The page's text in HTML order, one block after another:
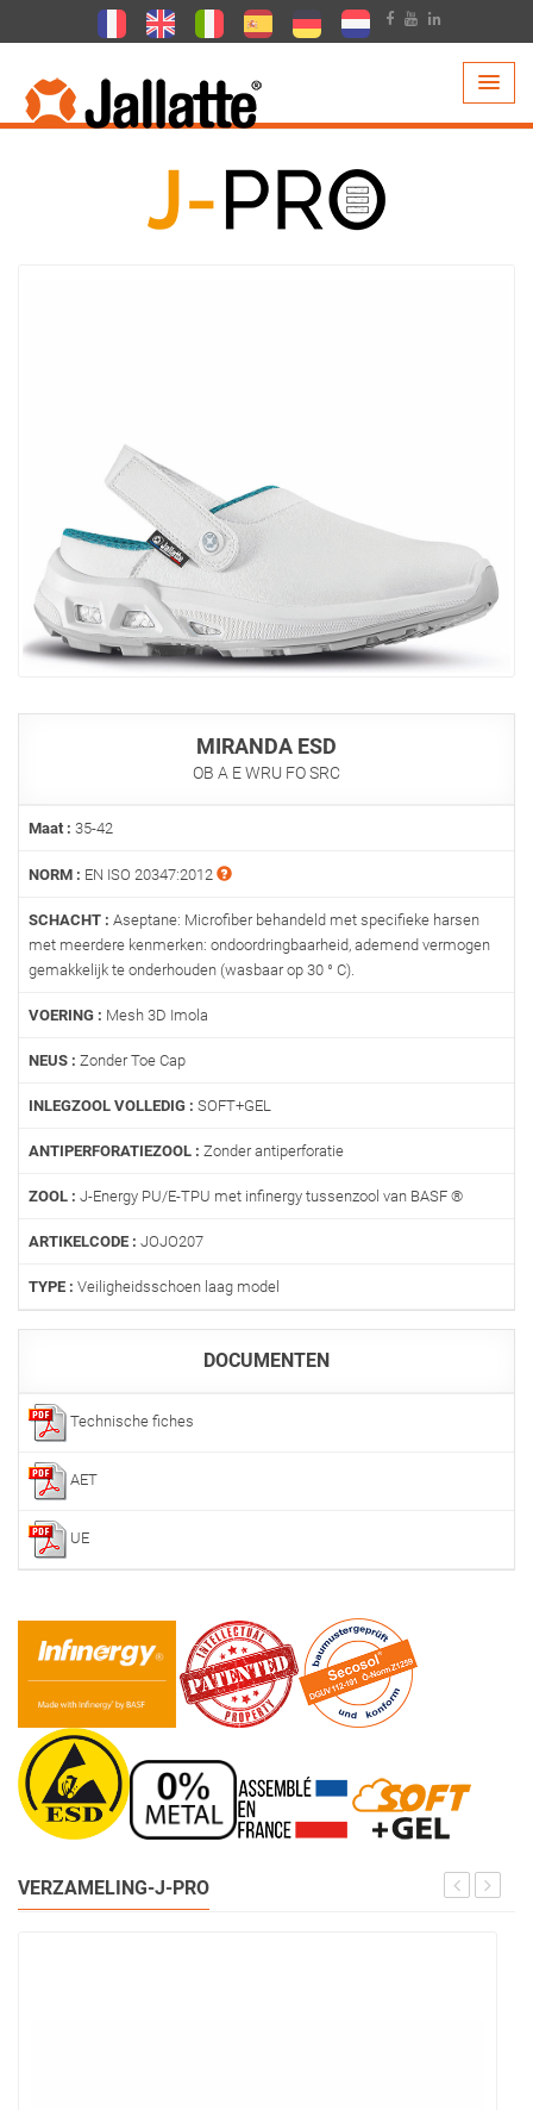
PRODUCTEN > COLLECTIE >
MIRANDA ESD
OB A E WRU FO SRC
Maat : 35-42
NORM : EN ISO 20347:2012
SCHACHT : Aseptane: Microfiber behandeld met specifieke harsen
met meerdere kenmerken: ondoordringbaarheid, ademend vermogen
gemakkelijk te onderhouden (wasbaar op 30 ° C).
VOERING : Mesh 3D Imola
NEUS : Zonder Toe Cap
INLEGZOOL VOLLEDIG : SOFT+GEL
ANTIPERFORATIEZOOL : Zonder antiperforatie
ZOOL : J-Energy PU/E-TPU met infinergy tussenzool van BASF ®
ARTIKELCODE : JOJO207
TYPE : Veiligheidsschoen laag model
DOCUMENTEN
Technische fiches
AET
UE
VERZAMELING-J-PRO